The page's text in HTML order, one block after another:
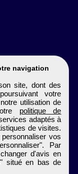
navigation
site, dont des
votre
utilisation de
politique de
adaptés à
de visites.
vos
Par
d'avis en
situé en bas de